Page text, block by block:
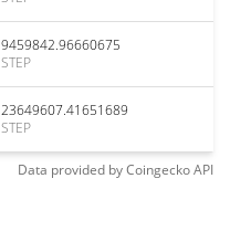
9459842.96660675
STEP
23649607.41651689
STEP
Data provided byCoingeckoAPI